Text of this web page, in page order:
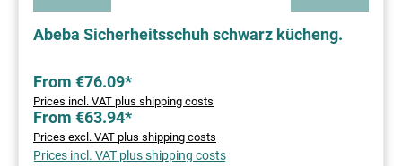
Abeba Sicherheitsschuh schwarz kücheng.
From €76.09*
Prices incl. VAT plus shipping costs
From €63.94*
Prices excl. VAT plus shipping costs
Prices incl. VAT plus shipping costs